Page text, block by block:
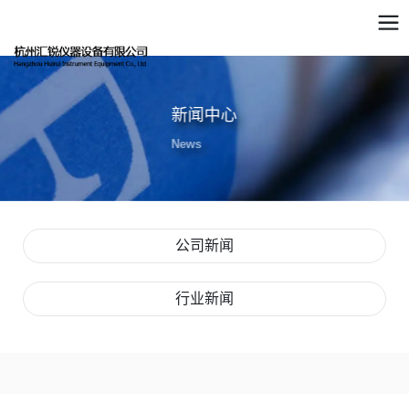
新闻中心
News
公司新闻
行业新闻